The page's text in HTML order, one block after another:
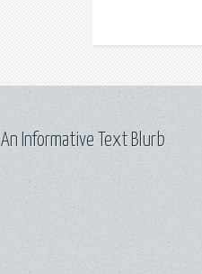
An Informative Text Blurb